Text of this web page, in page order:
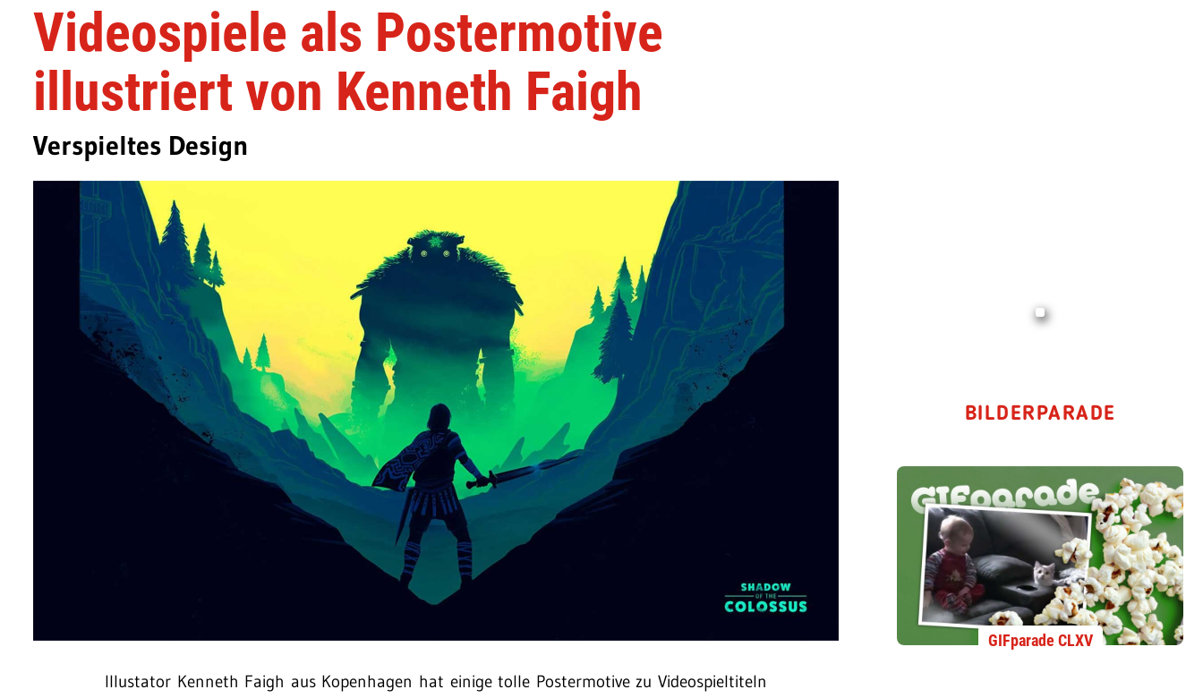
Videospiele als Postermotive
illustriert von Kenneth Faigh
Verspieltes Design
Illustator Kenneth Faigh aus Kopenhagen hat einige tolle Postermotive zu Videospieltiteln
BILDERPARADE
GIFparade CLXV